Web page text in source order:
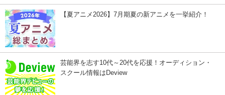
【夏アニメ2026】7月期夏の新アニメを一挙紹介！
芸能界を志す10代～20代を応援！オーディション・
スクール情報はDeview